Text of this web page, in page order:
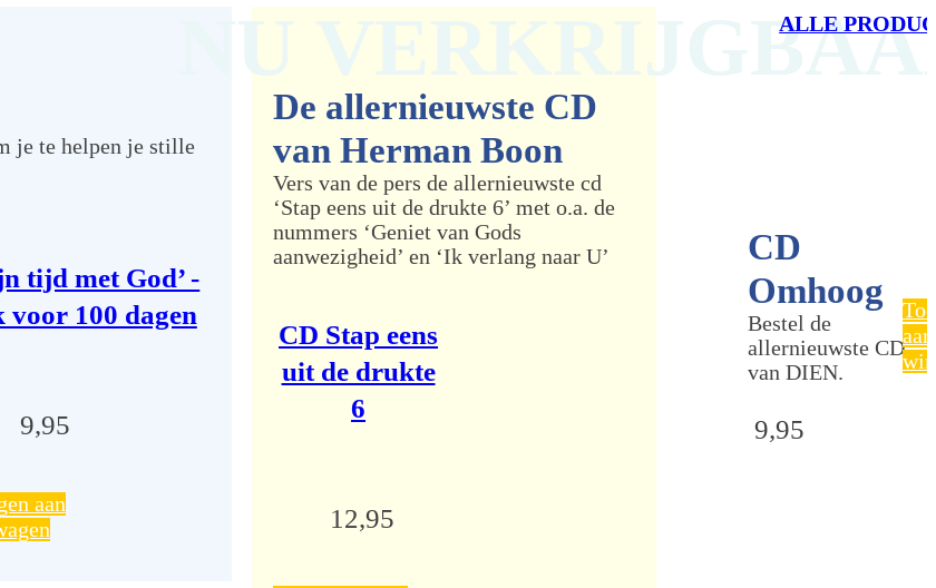
NU ALLE
je te helpen je stille
tijd met God’ -
voor 100 dagen
9,95
aan
De allernieuwste CD
van Herman Boon
Vers van de pers de allernieuwste cd
‘Stap eens uit de drukte 6’ met o.a. de
nummers ‘Geniet van Gods
aanwezigheid’ en ‘Ik verlang naar U’
CD Stap eens
uit de drukte
6
12,95
CD
Omhoog
Bestel de
allernieuwste CD
van DIEN.
9,95
aan